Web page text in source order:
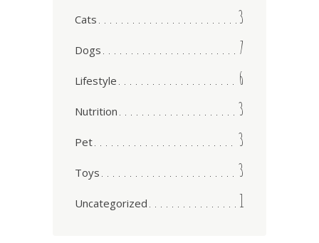
Cats 3
Dogs 7
Lifestyle 6
Nutrition 3
Pet 3
Toys 3
Uncategorized 1